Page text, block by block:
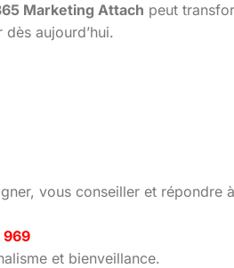
Marketing Attach peut
aujourd’hui.
vous conseiller et
969
et bienveillance.